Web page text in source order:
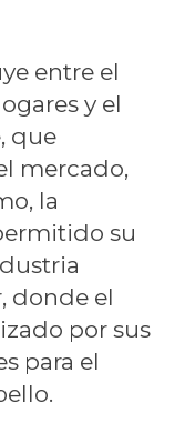
entre el
y el
que
mercado,
la
su
donde el
por sus
para el